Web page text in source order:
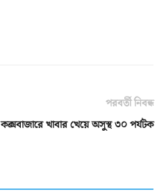
পরবর্তী নিবন্ধ
কক্সবাজারে খাবার খেয়ে অসুস্থ ৩০ পর্যটক